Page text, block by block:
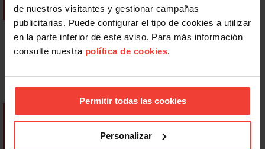
de nuestros visitantes y gestionar campañas
publicitarias. Puede configurar el tipo de cookies a utilizar
en la parte inferior de este aviso. Para más información
consulte nuestra política de cookies.
Permitir todas las cookies
Personalizar